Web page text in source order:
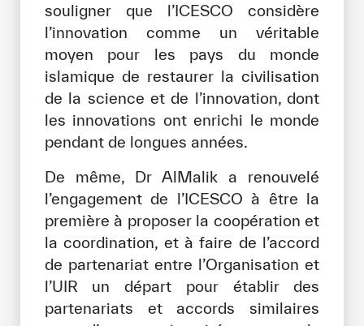
souligner que l’ICESCO considère
l’innovation comme un véritable
moyen pour les pays du monde
islamique de restaurer la civilisation
de la science et de l’innovation, dont
les innovations ont enrichi le monde
pendant de longues années.
De même, Dr AlMalik a renouvelé
l’engagement de l’ICESCO à être la
première à proposer la coopération et
la coordination, et à faire de l’accord
de partenariat entre l’Organisation et
l’UIR un départ pour établir des
partenariats et accords similaires